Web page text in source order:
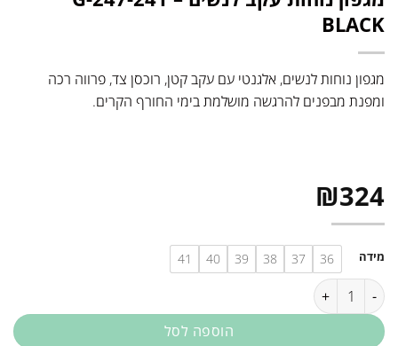
BLACK
מגפון נוחות לנשים, אלגנטי עם עקב קטן, רוכסן צד, פרווה רכה
ומפנת מבפנים להרגשה מושלמת בימי החורף הקרים.
₪324
מידה 36
37
38
39
40
41
כמות של מגפון נוחות עקב לנשים - G-247-241 BLACK
הוספה לסל